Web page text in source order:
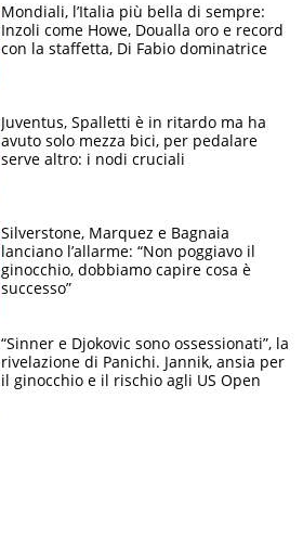
Mondiali, l’Italia più bella di sempre:
Inzoli come Howe, Doualla oro e record
con la staffetta, Di Fabio dominatrice
Juventus, Spalletti è in ritardo ma ha
avuto solo mezza bici, per pedalare
serve altro: i nodi cruciali
Silverstone, Marquez e Bagnaia
lanciano l’allarme: “Non poggiavo il
ginocchio, dobbiamo capire cosa è
successo”
“Sinner e Djokovic sono ossessionati”, la
rivelazione di Panichi. Jannik, ansia per
il ginocchio e il rischio agli US Open